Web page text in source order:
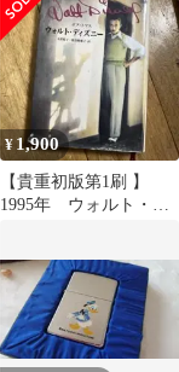
ション風
¥ 1,900
【貴重初版第1刷 】
1995年 ウォルト・デ